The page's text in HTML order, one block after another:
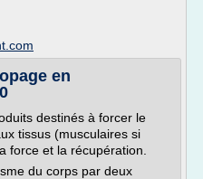
en
destinés à forcer le
tissus (musculaires si
force et la récupération.
du corps par deux